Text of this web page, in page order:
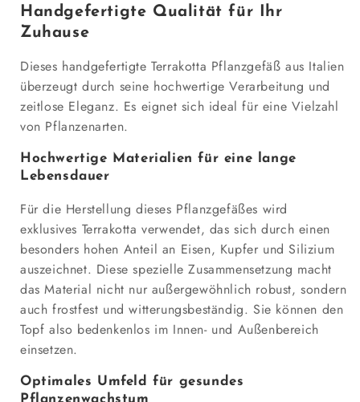
Handgefertigte Qualität für Ihr
Zuhause
Dieses handgefertigte Terrakotta Pflanzgefäß aus Italien
überzeugt durch seine hochwertige Verarbeitung und
zeitlose Eleganz. Es eignet sich ideal für eine Vielzahl
von Pflanzenarten.
Hochwertige Materialien für eine lange
Lebensdauer
Für die Herstellung dieses Pflanzgefäßes wird
exklusives Terrakotta verwendet, das sich durch einen
besonders hohen Anteil an Eisen, Kupfer und Silizium
auszeichnet. Diese spezielle Zusammensetzung macht
das Material nicht nur außergewöhnlich robust, sondern
auch frostfest und witterungsbeständig. Sie können den
Topf also bedenkenlos im Innen- und Außenbereich
einsetzen.
Optimales Umfeld für gesundes